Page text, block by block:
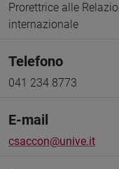
Prorettrice alle
internazionale
Telefono
041 234 8773
E-mail
csaccon@unive.it